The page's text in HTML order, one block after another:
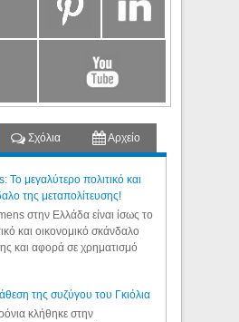
Σχόλια Αρχείο
μεγαλύτερο πολιτικό και
της μεταπολίτευσης!
στην Ελλάδα είναι ίσως το
και οικονομικό σκάνδαλο
και αφορά σε χρηματισμό
της συζύγου του Γκιόλια
κλήθηκε στην